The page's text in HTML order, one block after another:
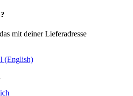
mit deiner Lieferadresse
(English)